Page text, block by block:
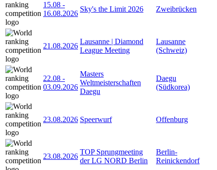
15.08 -
16.08.2026
Sky's the Limit 2026 Zweibrücken
21.08.2026
Lausanne | Diamond
League Meeting
Lausanne
(Schweiz)
22.08 -
03.09.2026
Masters
Weltmeisterschaften
Daegu
Daegu
(Südkorea)
23.08.2026 Speerwurf Offenburg
23.08.2026
TOP Sprungmeeting
der LG NORD Berlin
Berlin-
Reinickendorf